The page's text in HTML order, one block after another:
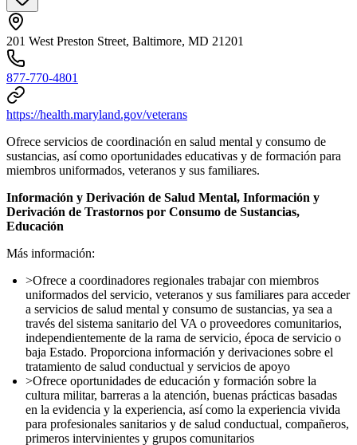
201 West Preston Street, Baltimore, MD 21201
877-770-4801​
https://health.maryland.gov/veterans
Ofrece servicios de coordinación en salud mental y consumo de
sustancias, así como oportunidades educativas y de formación para
miembros uniformados, veteranos y sus familiares.
Información y Derivación de Salud Mental, Información y
Derivación de Trastornos por Consumo de Sustancias,
Educación
Más información:
>Ofrece a coordinadores regionales trabajar con miembros
uniformados del servicio, veteranos y sus familiares para acceder
a servicios de salud mental y consumo de sustancias, ya sea a
través del sistema sanitario del VA o proveedores comunitarios,
independientemente de la rama de servicio, época de servicio o
baja Estado. Proporciona información y derivaciones sobre el
tratamiento de salud conductual y servicios de apoyo
>Ofrece oportunidades de educación y formación sobre la
cultura militar, barreras a la atención, buenas prácticas basadas
en la evidencia y la experiencia, así como la experiencia vivida
para profesionales sanitarios y de salud conductual, compañeros,
primeros intervinientes y grupos comunitarios